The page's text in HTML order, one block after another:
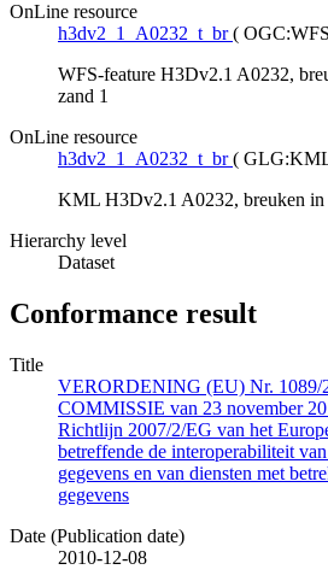
OnLine resource
h3dv2_1_A0232_t_br (
WFS-feature H3Dv2.1 A0232,
zand 1
OnLine resource
h3dv2_1_A0232_t_br (
KML H3Dv2.1 A0232, breuken in
Hierarchy level
Dataset
Conformance result
Title
VERORDENING (EU) Nr. 1089/
COMMISSIE van 23 november
Richtlijn 2007/2/EG van het
betreffende de interoperabiliteit
gegevens en van diensten met
gegevens
Date (Publication date)
2010-12-08